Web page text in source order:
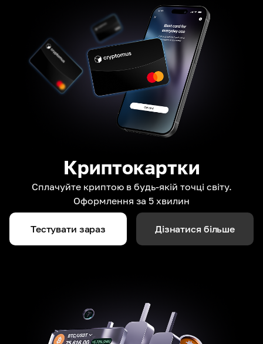
Криптокартки
Сплачуйте криптою в будь-якій точці світу.
Оформлення за 5 хвилин
Тестувати зараз Дізнатися більше